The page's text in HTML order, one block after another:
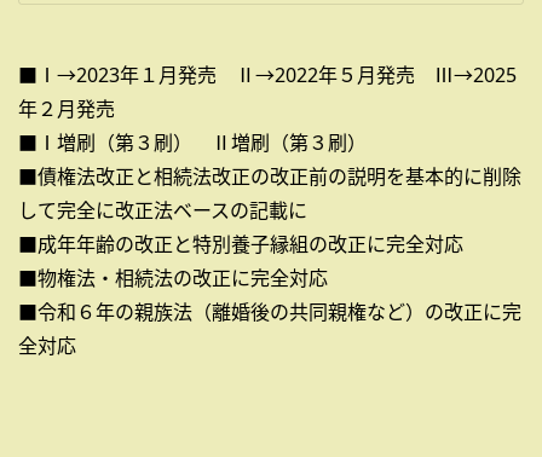
■Ⅰ→2023年１月発売 Ⅱ→2022年５月発売 Ⅲ→2025
年２月発売
■Ⅰ増刷（第３刷） Ⅱ増刷（第３刷）
■債権法改正と相続法改正の改正前の説明を基本的に削除
して完全に改正法ベースの記載に
■成年年齢の改正と特別養子縁組の改正に完全対応
■物権法・相続法の改正に完全対応
■令和６年の親族法（離婚後の共同親権など）の改正に完
全対応